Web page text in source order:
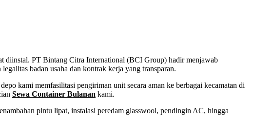
diinstal. PT Bintang Citra International (BCI Group) hadir menjawab
badan usaha dan kontrak kerja yang transparan.
kami memfasilitasi pengiriman unit secara aman ke berbagai kecamatan di
Sewa Container Bulanan kami.
pintu lipat, instalasi peredam glasswool, pendingin AC, hingga